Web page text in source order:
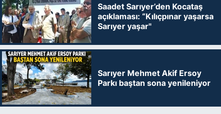
Saadet Sarıyer’den Kocataş
açıklaması: “Kılıçpınar yaşarsa
Sarıyer yaşar"
Sarıyer Mehmet Akif Ersoy
Parkı baştan sona yenileniyor